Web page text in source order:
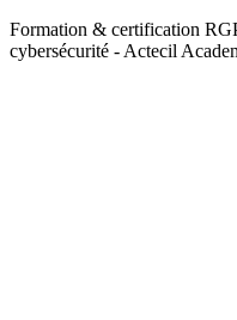
Formation & certification
cybersécurité - Actecil